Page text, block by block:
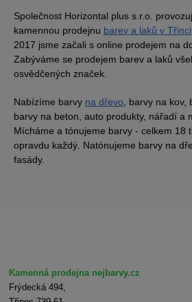
Společnost Horizontal plus s.r.o.
kamennou prodejnu barev a laků v Třinci
2017 jsme začali s online prodejem na
Zabýváme se prodejem barev a laků
osvědčených značek.
Nabízíme barvy na dřevo , barvy na kov,
barvy na beton, auto produkty, nářadí a
Mícháme a tónujeme barvy - celkem 18
opravdu každý. Natónujeme barvy na
fasády.
Kamenná prodejna nejbarvy.cz
Frýdecká 494,